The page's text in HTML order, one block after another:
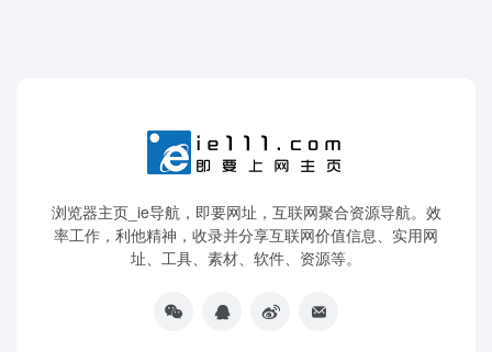
浏览器主页_ie导航，即要网址，互联网聚合资源导航。效
率工作，利他精神，收录并分享互联网价值信息、实用网
址、工具、素材、软件、资源等。